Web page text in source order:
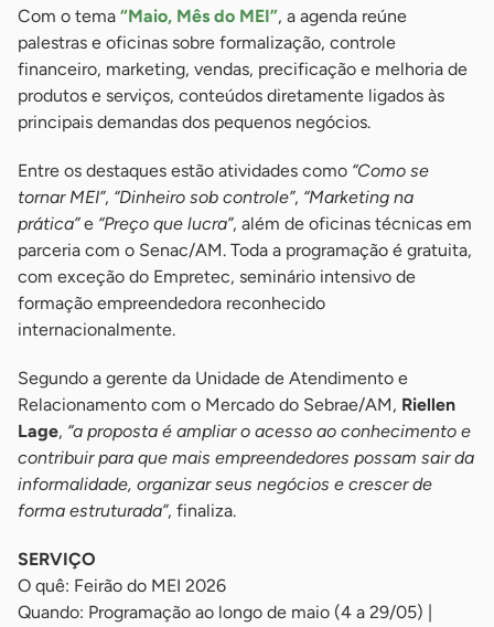
Com o tema “Maio, Mês do MEI”, a agenda reúne
palestras e oficinas sobre formalização, controle
financeiro, marketing, vendas, precificação e melhoria de
produtos e serviços, conteúdos diretamente ligados às
principais demandas dos pequenos negócios.
Entre os destaques estão atividades como “Como se
tornar MEI”, “Dinheiro sob controle”, “Marketing na
prática”e “Preço que lucra”, além de oficinas técnicas em
parceria com o Senac/AM. Toda a programação é gratuita,
com exceção do Empretec, seminário intensivo de
formação empreendedora reconhecido
internacionalmente.
Segundo a gerente da Unidade de Atendimento e
Relacionamento com o Mercado do Sebrae/AM, Riellen
Lage, “a proposta é ampliar o acesso ao conhecimento e
contribuir para que mais empreendedores possam sair da
informalidade, organizar seus negócios e crescer de
forma estruturada”, finaliza.
SERVIÇO
O quê: Feirão do MEI 2026
Quando: Programação ao longo de maio (4 a 29/05) |